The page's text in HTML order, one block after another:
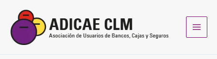
contenido